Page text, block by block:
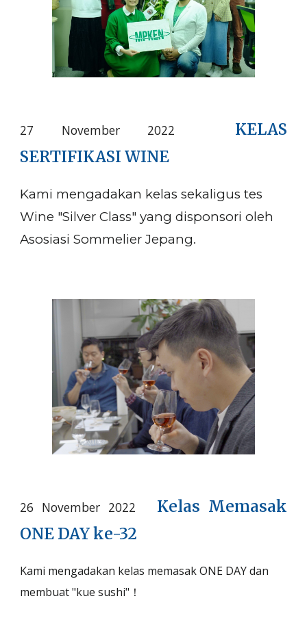
27 November 2022
KELAS
SERTIFIKASI WINE
Kami mengadakan kelas sekaligus tes
Wine "Silver Class" yang disponsori oleh
Asosiasi Sommelier Jepang.
26 November 2022
Kelas Memasak
ONE DAYke-32
Kami mengadakan kelas memasak ONE DAY dan
membuat "kue sushi" ！